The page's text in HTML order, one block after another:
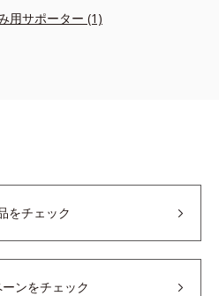
用サポーター (1)
をチェック
ンをチェック